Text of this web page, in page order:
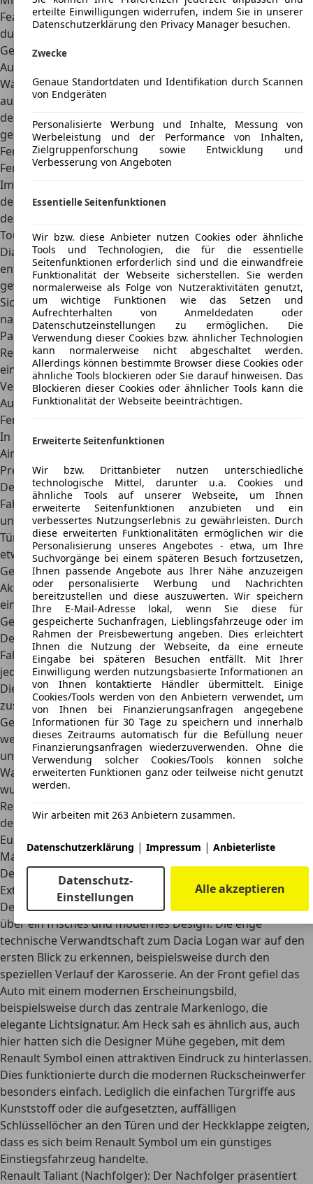
Features und Funktionen, sodass der Fahrkomfort
durchaus zu überzeugen wusste. So wurde die zweite
Generation des Autos in den
Authentique, Expression und Privilege, angeboten.
Während die Basisvarianten noch sehr einfach
ausgestattet waren, waren in den höheren Varianten
deutlich mehr Techniken und praktische Funktionen
geboten. Dies galt beispielsweise für elektrische
Fensterheber, für eine Zentralverriegelung mit
Fernbedienung oder auch elektrische Außenspiegel.
Im Rahmen der Einführung der dritten Generation führte
der französische Autobauer noch weitere Techniken für
deutlich mehr Luxus ein. Dies galt beispielsweise für einen
Touchscreen in der Mittelkonsolemit sieben Zoll
Diagonale. Hier war ein integriertes Navigationssystem
enthalten, welches alle Insassen zuverlässig an den
gewünschten Ort bringen konnte. Auch im Bereich der
Sicherheit hatte der Hersteller einige Techniken
nachgeliefert, beispielsweise ein ABS, ein ESP oder auch
Parksensoren hinten.
Renault Taliant (Nachfolger):
Der Nachfolger verfügt über
einen 8 Zoll Touchscreenmit drahtloser Apple CarPlay-
Verbindung und modernem Multimedia-System. Die
Ausstattung umfasst Klimaanlage, elektrische
Fensterheber, Multifunktionslenkrad und LED-Tagfahrlicht.
In der Sicherheitsausstattung sind ABS, ESP, mehrere
Airbags und Einparkhilfe enthalten.
Preis
Der Preis des Renault Symbol war der größte Vorteil des
Fahrzeugs. Das Fahrzeug war vor allem für den Export in
unterschiedliche Länder konzipiert, beispielsweise in die
Türkei. Die Basis-Variante des Modells konnte bereits für
etwa 10.000 Euro als Neuwagen mit dreijähriger
Gewährleistungbestellt werden.
Aktuelle Situation (2025):Da die Produktion 2021
eingestellt wurde, ist der Renault Symbol nur noch als
Gebrauchtwagen erhältlich. Der Renault Symbol war in
Deutschland nie offiziell erhältlich. Nur vereinzelt kamen
Fahrzeuge in den deutschen Handel, das Modell war
jedoch nie offiziell für den deutschen Markt vorgesehen.
Die Angebote sind sehr selten und ein Import meist mit
zusätzlichen hohen Kosten verbunden. Ein
Gebrauchtwagen kann fürunter 2.000 Euro gekauft
werden. Allerdings sollten Kunden hierbei den Zustand
und die verbleibende Gewährleistung im Blick behalten, da
Wartungen oftmals aus Kostengründen übersprungen
wurden.
Renault Taliant (Nachfolger):
der Türkei ab etwa 799.000 ägyptischen Pfund (circa 16.000
Euro) erhältlich, steht jedoch nicht für den deutschen
Markt zur Verfügung.
Design
Exterieur
Der Renault Symbol verfügte in der dritten Generation
über ein frisches und modernes Design. Die enge
technische Verwandtschaft zum Dacia Logan war auf den
ersten Blick zu erkennen, beispielsweise durch den
speziellen Verlauf der Karosserie. An der Front gefiel das
Auto mit einem modernen Erscheinungsbild,
beispielsweise durch das zentrale Markenlogo, die
elegante Lichtsignatur. Am Heck sah es ähnlich aus, auch
hier hatten sich die Designer Mühe gegeben, mit dem
Renault Symbol einen attraktiven Eindruck zu hinterlassen.
Dies funktionierte durch die modernen Rückscheinwerfer
besonders einfach. Lediglich die einfachen Türgriffe aus
Kunststoff oder die aufgesetzten, auffälligen
Schlüssellöcher an den Türen und der Heckklappe zeigten,
dass es sich beim Renault Symbol um ein günstiges
Einstiegsfahrzeug handelte.
Renault Taliant (Nachfolger): Der Nachfolger präsentiert
erteilte Einwilligungen widerrufen, indem Sie in unserer
Datenschutzerklärung den Privacy Manager besuchen.
Zwecke
Genaue Standortdaten und Identifikation durch Scannen
von Endgeräten
Personalisierte Werbung und Inhalte, Messung von
Werbeleistung und der Performance von Inhalten,
Zielgruppenforschung sowie Entwicklung und
Verbesserung von Angeboten
Essentielle Seitenfunktionen
Wir bzw. diese Anbieter nutzen Cookies oder ähnliche
Tools und Technologien, die für die essentielle
Seitenfunktionen erforderlich sind und die einwandfreie
Funktionalität der Webseite sicherstellen. Sie werden
normalerweise als Folge von Nutzeraktivitäten genutzt,
um wichtige Funktionen wie das Setzen und
Aufrechterhalten von Anmeldedaten oder
Datenschutzeinstellungen zu ermöglichen. Die
Verwendung dieser Cookies bzw. ähnlicher Technologien
kann normalerweise nicht abgeschaltet werden.
Allerdings können bestimmte Browser diese Cookies oder
ähnliche Tools blockieren oder Sie darauf hinweisen. Das
Blockieren dieser Cookies oder ähnlicher Tools kann die
Funktionalität der Webseite beeinträchtigen.
Erweiterte Seitenfunktionen
Wir bzw. Drittanbieter nutzen unterschiedliche
technologische Mittel, darunter u.a. Cookies und
ähnliche Tools auf unserer Webseite, um Ihnen
erweiterte Seitenfunktionen anzubieten und ein
verbessertes Nutzungserlebnis zu gewährleisten. Durch
diese erweiterten Funktionalitäten ermöglichen wir die
Personalisierung unseres Angebotes - etwa, um Ihre
Suchvorgänge bei einem späteren Besuch fortzusetzen,
Ihnen passende Angebote aus Ihrer Nähe anzuzeigen
oder personalisierte Werbung und Nachrichten
bereitzustellen und diese auszuwerten. Wir speichern
Ihre E-Mail-Adresse lokal, wenn Sie diese für
gespeicherte Suchanfragen, Lieblingsfahrzeuge oder im
Rahmen der Preisbewertung angeben. Dies erleichtert
Ihnen die Nutzung der Webseite, da eine erneute
Eingabe bei späteren Besuchen entfällt. Mit Ihrer
Einwilligung werden nutzungsbasierte Informationen an
von Ihnen kontaktierte Händler übermittelt. Einige
Cookies/Tools werden von den Anbietern verwendet, um
von Ihnen bei Finanzierungsanfragen angegebene
Informationen für 30 Tage zu speichern und innerhalb
dieses Zeitraums automatisch für die Befüllung neuer
Finanzierungsanfragen wiederzuverwenden. Ohne die
Verwendung solcher Cookies/Tools können solche
erweiterten Funktionen ganz oder teilweise nicht genutzt
werden.
Wir arbeiten mit 263 Anbietern zusammen.
Datenschutzerklärung | Impressum | Anbieterliste
Datenschutz-
Einstellungen
Alle akzeptieren